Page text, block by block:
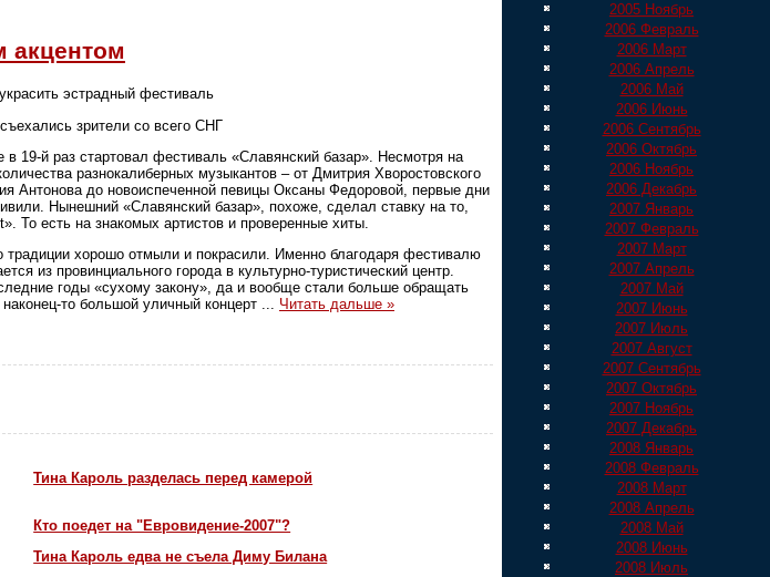
акцентом
эстрадный фестиваль
зрители со всего СНГ
в 19-й раз стартовал фестиваль «Славянский базар». Несмотря на
разнокалиберных музыкантов – от Дмитрия Хворостовского
Антонова до новоиспеченной певицы Оксаны Федоровой, первые дни
Нынешний «Славянский базар», похоже, сделал ставку на то,
То есть на знакомых артистов и проверенные хиты.
традиции хорошо отмыли и покрасили. Именно благодаря фестивалю
из провинциального города в культурно-туристический центр.
годы «сухому закону», да и вообще стали больше обращать
то большой уличный концерт ... Читать дальше »
Тина Кароль разделась перед камерой
Кто поедет на "Евровидение-2007"?
Тина Кароль едва не съела Диму Билана
2005 Ноябрь
2006 Февраль
2006 Март
2006 Апрель
2006 Май
2006 Июнь
2006 Сентябрь
2006 Октябрь
2006 Ноябрь
2006 Декабрь
2007 Январь
2007 Февраль
2007 Март
2007 Апрель
2007 Май
2007 Июнь
2007 Июль
2007 Август
2007 Сентябрь
2007 Октябрь
2007 Ноябрь
2007 Декабрь
2008 Январь
2008 Февраль
2008 Март
2008 Апрель
2008 Май
2008 Июнь
2008 Июль